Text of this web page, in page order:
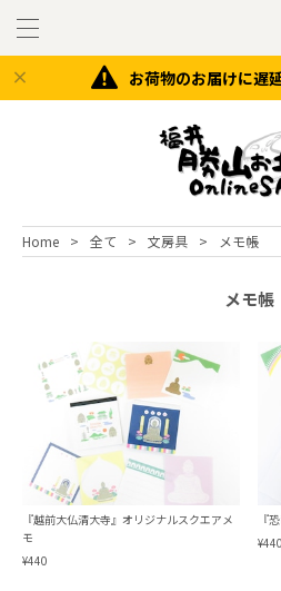
お荷物のお届けに遅
Home 全て 文房具 メモ帳
メモ帳
『越前大仏清大寺』オリジナルスクエアメ
モ
¥440
『
¥440